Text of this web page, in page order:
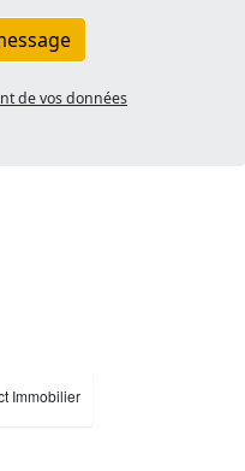
de vos données
Immobilier